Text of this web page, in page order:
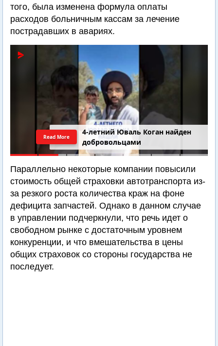
того, была изменена формула оплаты
расходов больничным кассам за лечение
пострадавших в авариях.
4-летний Юваль Коган найден
добровольцами
Read More
Параллельно некоторые компании повысили
стоимость общей страховки автотранспорта из-
за резкого роста количества краж на фоне
дефицита запчастей. Однако в данном случае
в управлении подчеркнули, что речь идет о
свободном рынке с достаточным уровнем
конкуренции, и что вмешательства в цены
общих страховок со стороны государства не
последует.